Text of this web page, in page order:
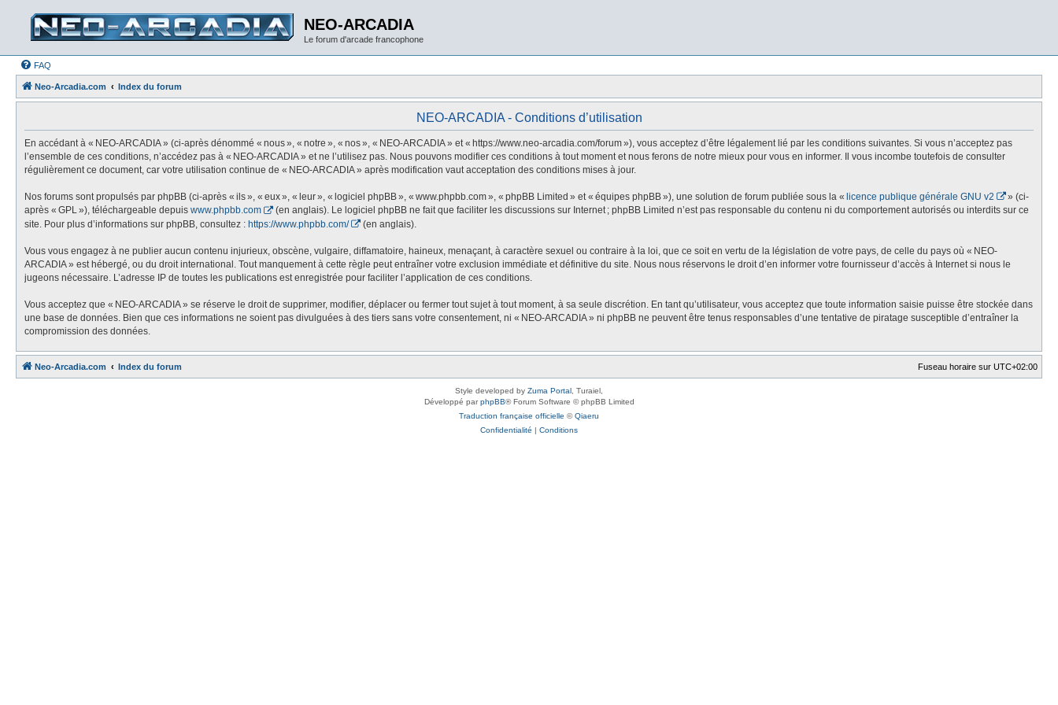
NEO-ARCADIA
Le forum d'arcade francophone
FAQ
Neo-Arcadia.com Index du forum
NEO-ARCADIA - Conditions d’utilisation
En accédant à « NEO-ARCADIA » (ci-après dénommé « nous », « notre », « nos », « NEO-ARCADIA » et « https://www.neo-arcadia.com/forum »), vous acceptez d’être légalement lié par les conditions suivantes. Si vous n’acceptez pas
l’ensemble de ces conditions, n’accédez pas à « NEO-ARCADIA » et ne l’utilisez pas. Nous pouvons modifier ces conditions à tout moment et nous ferons de notre mieux pour vous en informer. Il vous incombe toutefois de consulter
régulièrement ce document, car votre utilisation continue de « NEO-ARCADIA » après modification vaut acceptation des conditions mises à jour.
Nos forums sont propulsés par phpBB (ci-après « ils », « eux », « leur », « logiciel phpBB », « www.phpbb.com », « phpBB Limited » et « équipes phpBB »), une solution de forum publiée sous la « licence publique générale GNU v2
» (ci-
après « GPL »), téléchargeable depuis www.phpbb.com
(en anglais). Le logiciel phpBB ne fait que faciliter les discussions sur Internet ; phpBB Limited n’est pas responsable du contenu ni du comportement autorisés ou interdits sur ce
site. Pour plus d’informations sur phpBB, consultez : https://www.phpbb.com/ (en anglais).
Vous vous engagez à ne publier aucun contenu injurieux, obscène, vulgaire, diffamatoire, haineux, menaçant, à caractère sexuel ou contraire à la loi, que ce soit en vertu de la législation de votre pays, de celle du pays où « NEO-
ARCADIA » est hébergé, ou du droit international. Tout manquement à cette règle peut entraîner votre exclusion immédiate et définitive du site. Nous nous réservons le droit d’en informer votre fournisseur d’accès à Internet si nous le
jugeons nécessaire. L’adresse IP de toutes les publications est enregistrée pour faciliter l’application de ces conditions.
Vous acceptez que « NEO-ARCADIA » se réserve le droit de supprimer, modifier, déplacer ou fermer tout sujet à tout moment, à sa seule discrétion. En tant qu’utilisateur, vous acceptez que toute information saisie puisse être stockée dans
une base de données. Bien que ces informations ne soient pas divulguées à des tiers sans votre consentement, ni « NEO-ARCADIA » ni phpBB ne peuvent être tenus responsables d’une tentative de piratage susceptible d’entraîner la
compromission des données.
Neo-Arcadia.com Index du forum Fuseau horaire sur UTC+02:00
Style developed by Zuma Portal , Turaiel,
Développé parphpBB® Forum Software © phpBB Limited
Traduction française officielle ©Qiaeru
Confidentialité | Conditions